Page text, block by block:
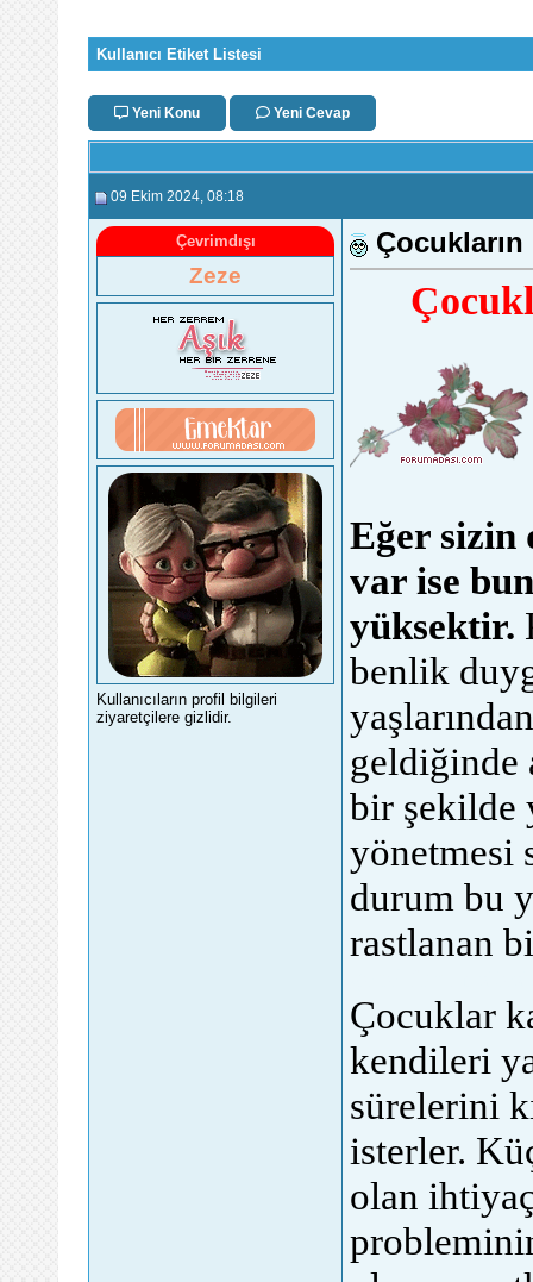
Kullanıcı Etiket Listesi
Yeni Konu Yeni Cevap
09 Ekim 2024 , 08:18
Çevrimdışı
Zeze
Kullanıcıların profil bilgileri
ziyaretçilere gizlidir.
Çocukların
Eğer sizin
var ise
yüksektir.
benlik
geldiğinde
bir şekilde
yönetmesi
durum bu
rastlanan
Çocuklar
kendileri
sürelerini
isterler.
olan